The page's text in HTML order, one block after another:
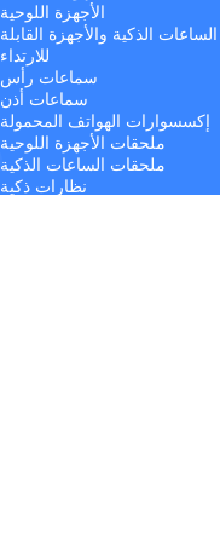
الأجهزة اللوحية
الساعات الذكية والأجهزة القابلة
للارتداء
سماعات رأس
سماعات أذن
إكسسوارات الهواتف المحمولة
ملحقات الأجهزة اللوحية
ملحقات الساعات الذكية
نظارات ذكية